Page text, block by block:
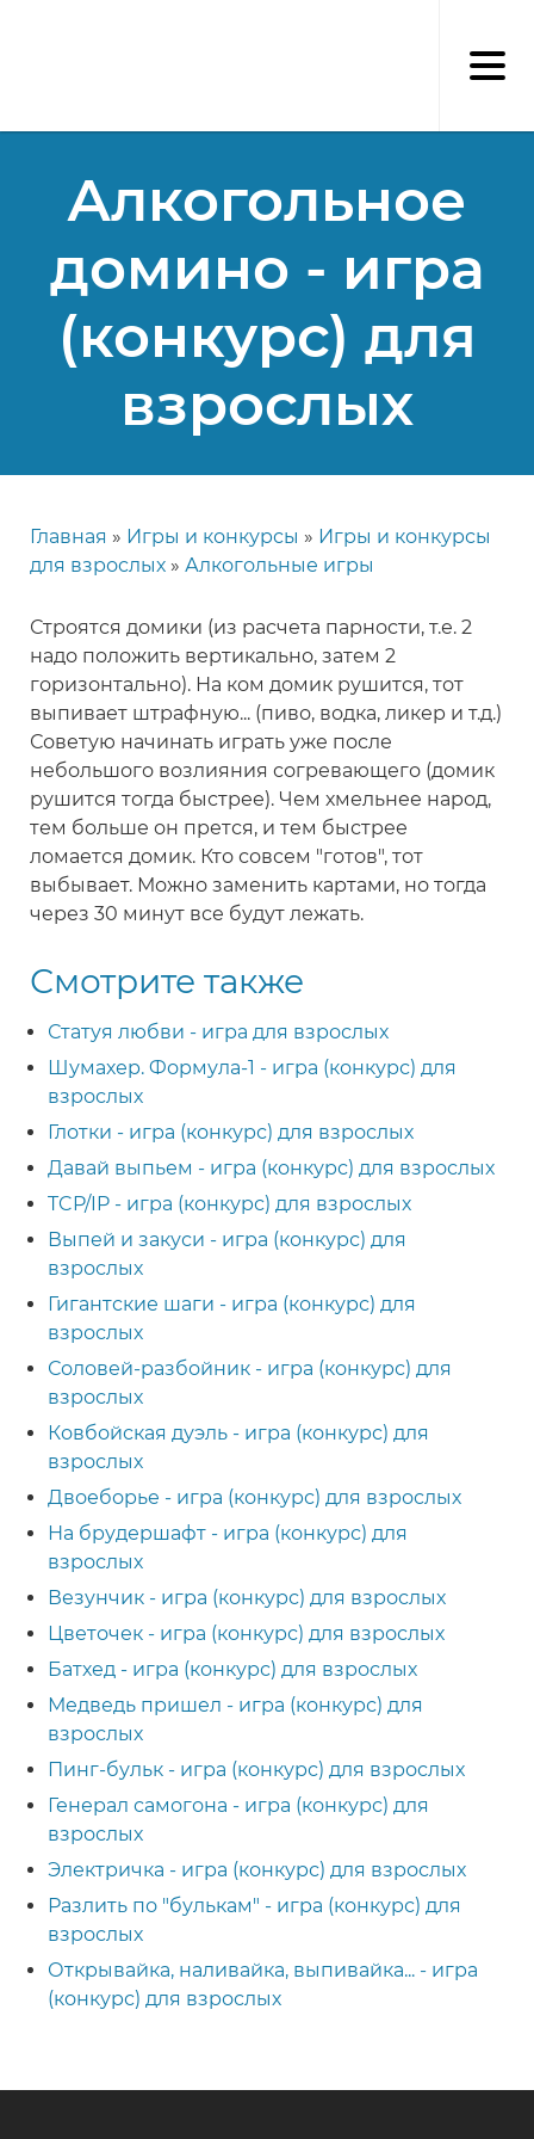
Алкогольное
домино - игра
(конкурс) для
взрослых
Строка
Главная Игры и конкурсы
Игры и конкурсы
для взрослых
Алкогольные игры
Строятся домики (из расчета парности, т.е. 2
надо положить вертикально, затем 2
горизонтально). На ком домик рушится, тот
выпивает штрафную... (пиво, водка, ликер и т.д.)
Советую начинать играть уже после
небольшого возлияния согревающего (домик
рушится тогда быстрее). Чем хмельнее народ,
тем больше он прется, и тем быстрее
ломается домик. Кто совсем "готов", тот
выбывает. Можно заменить картами, но тогда
через 30 минут все будут лежать.
Смотрите также
Статуя любви - игра для взрослых
Шумахер. Формула-1 - игра (конкурс) для
взрослых
Глотки - игра (конкурс) для взрослых
Давай выпьем - игра (конкурс) для взрослых
TCP/IP - игра (конкурс) для взрослых
Выпей и закуси - игра (конкурс) для
взрослых
Гигантские шаги - игра (конкурс) для
взрослых
Соловей-разбойник - игра (конкурс) для
взрослых
Ковбойская дуэль - игра (конкурс) для
взрослых
Двоеборье - игра (конкурс) для взрослых
На брудершафт - игра (конкурс) для
взрослых
Везунчик - игра (конкурс) для взрослых
Цветочек - игра (конкурс) для взрослых
Батхед - игра (конкурс) для взрослых
Медведь пришел - игра (конкурс) для
взрослых
Пинг-бульк - игра (конкурс) для взрослых
Генерал самогона - игра (конкурс) для
взрослых
Электричка - игра (конкурс) для взрослых
Разлить по "булькам" - игра (конкурс) для
взрослых
Открывайка, наливайка, выпивайка... - игра
(конкурс) для взрослых